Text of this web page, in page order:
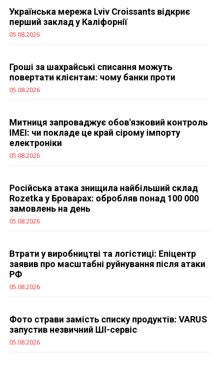
Українська мережа Lviv Croissants відкриє
перший заклад у Каліфорнії
05.08.2026
Гроші за шахрайські списання можуть
повертати клієнтам: чому банки проти
05.08.2026
Митниця запроваджує обов'язковий контроль
IMEI: чи покладе це край сірому імпорту
електроніки
05.08.2026
Російська атака знищила найбільший склад
Rozetka у Броварах: обробляв понад 100 000
замовлень на день
05.08.2026
Втрати у виробництві та логістиці: Епіцентр
заявив про масштабні руйнування після атаки
РФ
05.08.2026
Фото страви замість списку продуктів: VARUS
запустив незвичний ШІ-сервіс
05.08.2026